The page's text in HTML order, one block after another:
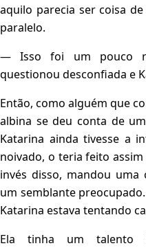
aquilo parecia ser coisa
paralelo.
— Isso foi um pouco
questionou desconfiada e
Então, como alguém que
albina se deu conta de
Katarina ainda tivesse a
noivado, o teria feito
invés disso, mandou
um semblante
Katarina estava tentando
Ela tinha um talento